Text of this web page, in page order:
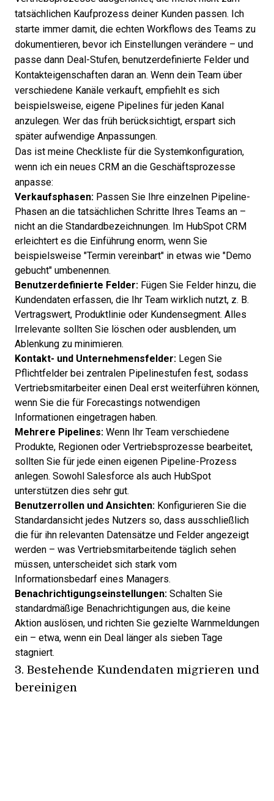
tatsächlichen Kaufprozess deiner Kunden passen. Ich
starte immer damit, die echten Workflows des Teams zu
dokumentieren, bevor ich Einstellungen verändere – und
passe dann Deal-Stufen, benutzerdefinierte Felder und
Kontakteigenschaften daran an. Wenn dein Team über
verschiedene Kanäle verkauft, empfiehlt es sich
beispielsweise, eigene Pipelines für jeden Kanal
anzulegen. Wer das früh berücksichtigt, erspart sich
später aufwendige Anpassungen.
Das ist meine Checkliste für die Systemkonfiguration,
wenn ich ein neues CRM an die Geschäftsprozesse
anpasse:
Verkaufsphasen: Passen Sie Ihre einzelnen Pipeline-
Phasen an die tatsächlichen Schritte Ihres Teams an –
nicht an die Standardbezeichnungen. Im HubSpot CRM
erleichtert es die Einführung enorm, wenn Sie
beispielsweise "Termin vereinbart" in etwas wie "Demo
gebucht" umbenennen.
Benutzerdefinierte Felder: Fügen Sie Felder hinzu, die
Kundendaten erfassen, die Ihr Team wirklich nutzt, z. B.
Vertragswert, Produktlinie oder Kundensegment. Alles
Irrelevante sollten Sie löschen oder ausblenden, um
Ablenkung zu minimieren.
Kontakt- und Unternehmensfelder: Legen Sie
Pflichtfelder bei zentralen Pipelinestufen fest, sodass
Vertriebsmitarbeiter einen Deal erst weiterführen können,
wenn Sie die für Forecastings notwendigen
Informationen eingetragen haben.
Mehrere Pipelines: Wenn Ihr Team verschiedene
Produkte, Regionen oder Vertriebsprozesse bearbeitet,
sollten Sie für jede einen eigenen Pipeline-Prozess
anlegen. Sowohl Salesforce als auch HubSpot
unterstützen dies sehr gut.
Benutzerrollen und Ansichten: Konfigurieren Sie die
Standardansicht jedes Nutzers so, dass ausschließlich
die für ihn relevanten Datensätze und Felder angezeigt
werden – was Vertriebsmitarbeitende täglich sehen
müssen, unterscheidet sich stark vom
Informationsbedarf eines Managers.
Benachrichtigungseinstellungen: Schalten Sie
standardmäßige Benachrichtigungen aus, die keine
Aktion auslösen, und richten Sie gezielte Warnmeldungen
ein – etwa, wenn ein Deal länger als sieben Tage
stagniert.
3. Bestehende Kundendaten migrieren und
bereinigen